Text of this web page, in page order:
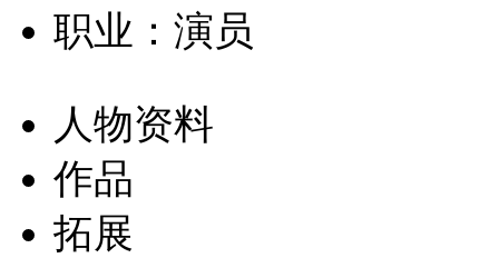
职业：演员
人物资料
作品
拓展